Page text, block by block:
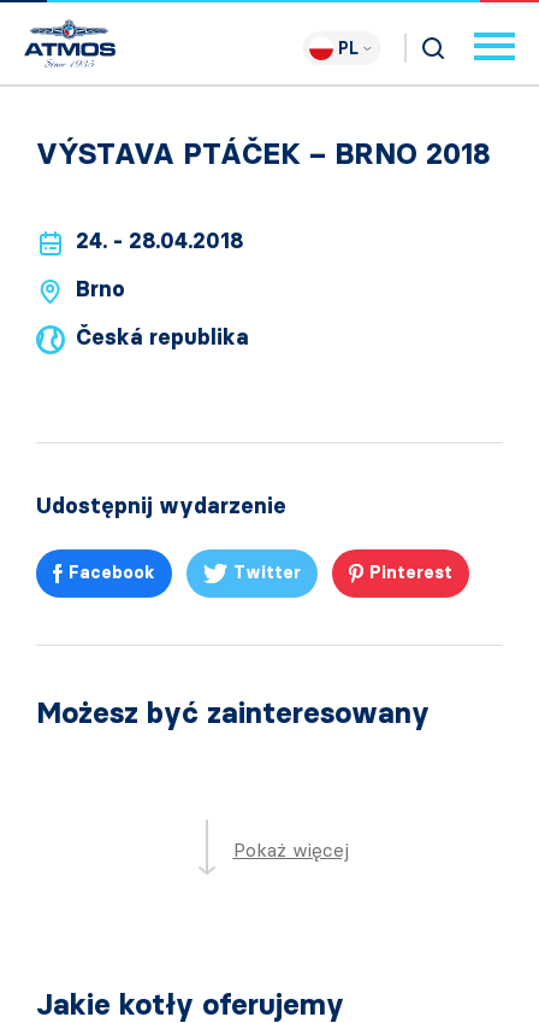
PL
VÝSTAVA PTÁČEK – BRNO 2018
24. - 28.04.2018
Brno
Česká republika
Udostępnij wydarzenie
Facebook Twitter Pinterest
Możesz być zainteresowany
Pokaż więcej
Jakie kotły oferujemy